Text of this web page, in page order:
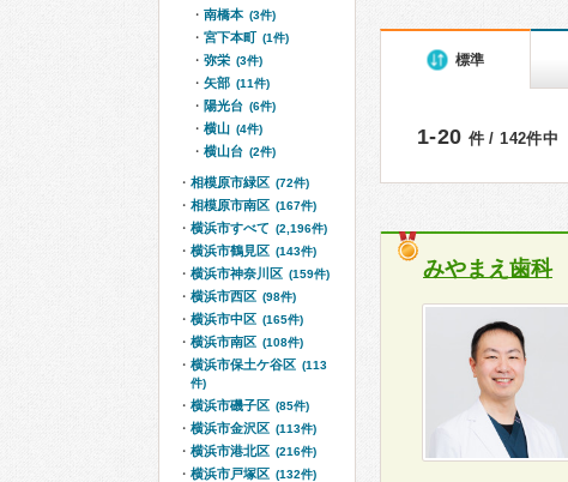
標準
1-20 件 / 142件中
みやまえ歯科
南橋本 (3件)
宮下本町 (1件)
弥栄 (3件)
矢部 (11件)
陽光台 (6件)
横山 (4件)
横山台 (2件)
相模原市緑区 (72件)
相模原市南区 (167件)
横浜市すべて (2,196件)
横浜市鶴見区 (143件)
横浜市神奈川区 (159件)
横浜市西区 (98件)
横浜市中区 (165件)
横浜市南区 (108件)
横浜市保土ケ谷区 (113
件)
横浜市磯子区 (85件)
横浜市金沢区 (113件)
横浜市港北区 (216件)
横浜市戸塚区 (132件)